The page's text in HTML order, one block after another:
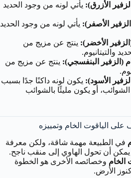
الأزرق): يأتي لونه من وجود الحديد
الأصفر): يأتي لونه من وجود الحديد
الأخضر): ينتج عن مزيج من
والتيتانيوم.
(الزفير البنفسجي): ينتج عن مزيج من
الأسود): يكون لونه داكنًا جدًا بسبب
أو يكون مليئًا بالشوائب
على الياقوت الخام وتمييزه
في الطبيعة مهمة شاقة، ولكن معرفة
يمكن أن تحول الهاوي إلى منقب ناجح.
الخام وخصائصه الأخرى هو الخطوة
الأرض.